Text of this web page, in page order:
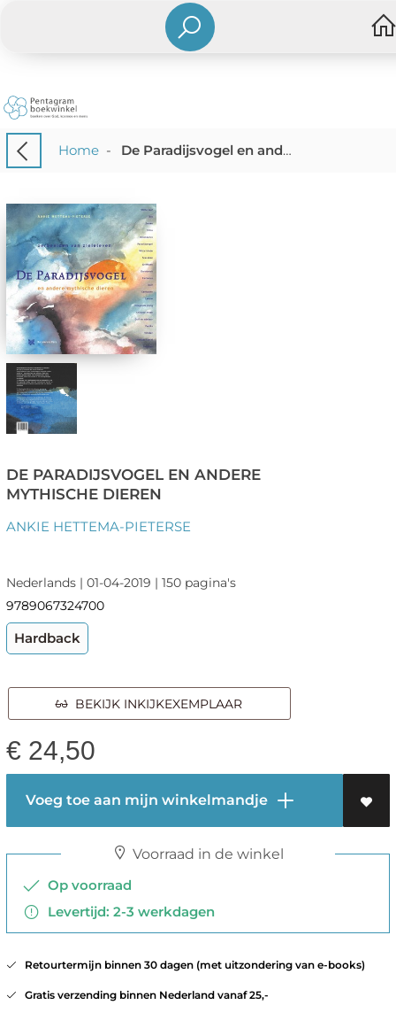
Home- De Paradijsvogel en andere mythische dieren
DE PARADIJSVOGEL EN ANDERE
MYTHISCHE DIEREN
ANKIE HETTEMA-PIETERSE
Nederlands | 01-04-2019 | 150 pagina's
9789067324700
Hardback
BEKIJK INKIJKEXEMPLAAR
€ 24,50
Voeg toe aan mijn winkelmandje
Voorraad in de winkel
Op voorraad
Levertijd: 2-3 werkdagen
Retourtermijn binnen 30 dagen (met uitzondering van e-books)
Gratis verzending binnen Nederland vanaf 25,-